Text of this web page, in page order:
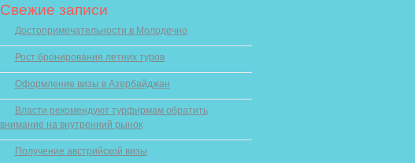
Свежие записи
Достопримечательности в Молодечно
Рост бронирования летних туров
Оформление визы в Азербайджан
Власти рекомендуют турфирмам обратить
внимание на внутренний рынок
Получение австрийской визы